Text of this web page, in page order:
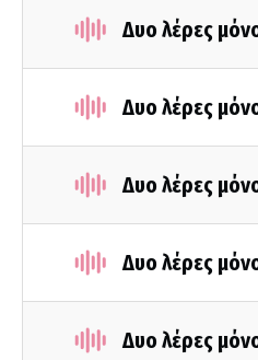
Δυο λέρες
Δυο λέρες
Δυο λέρες
Δυο λέρες
Δυο λέρες